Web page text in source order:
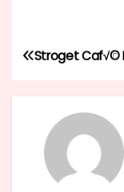
B
e
Stroget Caf√©